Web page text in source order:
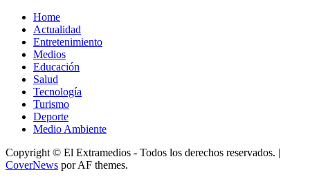
Home
Actualidad
Entretenimiento
Medios
Educación
Salud
Tecnología
Turismo
Deporte
Medio Ambiente
Copyright © El Extramedios - Todos los derechos reservados. |
CoverNews por AF themes.